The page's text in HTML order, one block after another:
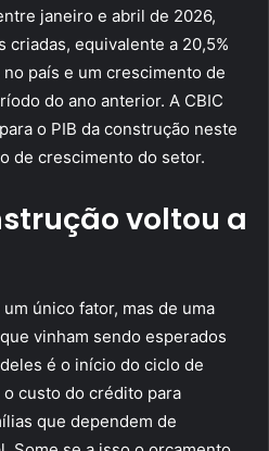
janeiro e abril de 2026,
criadas, equivalente a 20,5%
país e um crescimento de
do ano anterior. A CBIC
o PIB da construção neste
de crescimento do setor.
voltou a
único fator, mas de uma
vinham sendo esperados
é o início do ciclo de
custo do crédito para
que dependem de